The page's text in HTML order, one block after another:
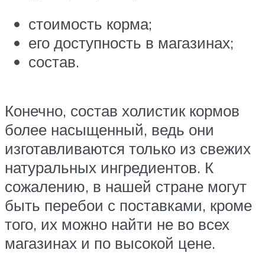
стоимость корма;
его доступность в магазинах;
состав.
Конечно, состав холистик кормов
более насыщенный, ведь они
изготавливаются только из свежих
натуральных ингредиентов. К
сожалению, в нашей стране могут
быть перебои с поставками, кроме
того, их можно найти не во всех
магазинах и по высокой цене.